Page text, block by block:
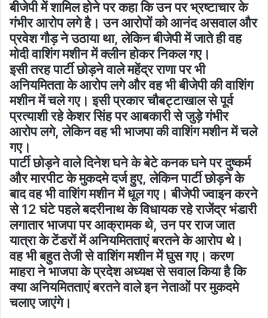
बीजेपी में शामिल होने पर कहा कि उन पर भ्रष्टाचार के
गंभीर आरोप लगे है। उन आरोपों को आनंद असवाल और
प्रवेश गौड़ ने उठाया था, लेकिन बीजेपी में जाते ही वह
मोदी वाशिंग मशीन में क्लीन होकर निकल गए।
इसी तरह पार्टी छोड़ने वाले महेंद्र राणा पर भी
अनियमितता के आरोप लगे और वह भी बीजेपी की वाशिंग
मशीन में चले गए। इसी प्रकार चौबट्टाखाल से पूर्व
प्रत्याशी रहे केशर सिंह पर आबकारी से जुड़े गंभीर
आरोप लगे, लेकिन वह भी भाजपा की वाशिंग मशीन में चले
गए।
पार्टी छोड़ने वाले दिनेश घने के बेटे कनक घने पर दुष्कर्म
और मारपीट के मुकदमे दर्ज हुए, लेकिन पार्टी छोड़ने के
बाद वह भी वाशिंग मशीन में धूल गए। बीजेपी ज्वाइन करने
से 12 घंटे पहले बदरीनाथ के विधायक रहे राजेंद्र भंडारी
लगातार भाजपा पर आक्रामक थे, उन पर राज जात
यात्रा के टेंडरों में अनियमितताएं बरतने के आरोप थे।
वह भी बहुत तेजी से वाशिंग मशीन में घुस गए। करण
माहरा ने भाजपा के प्रदेश अध्यक्ष से सवाल किया है कि
क्या अनियमितताएं बरतने वाले इन नेताओं पर मुकदमे
चलाए जाएंगे।